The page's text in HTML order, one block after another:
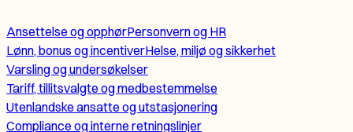
Ansettelse og opphørPersonvern og HR
Lønn, bonus og incentiverHelse, miljø og sikkerhet
Varsling og undersøkelser
Tariff, tillitsvalgte og medbestemmelse
Utenlandske ansatte og utstasjonering
Compliance og interne retningslinjer